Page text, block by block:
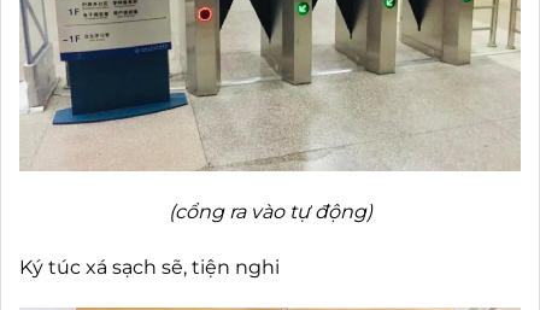
(cổng ra vào tự động)
Ký túc xá sạch sẽ, tiện nghi